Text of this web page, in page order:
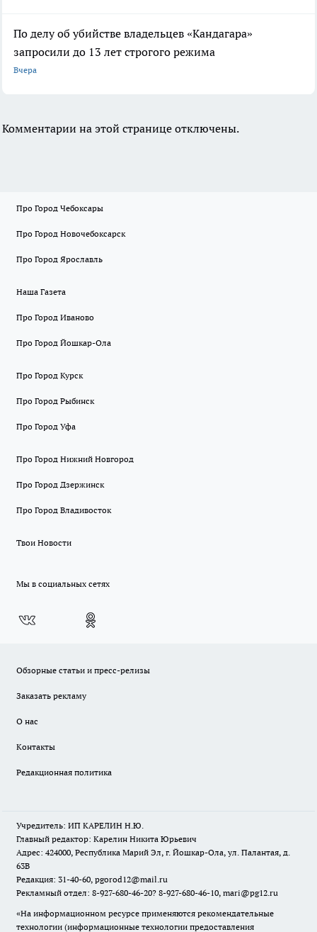
По делу об убийстве владельцев «Кандагара»
запросили до 13 лет строгого режима
Вчера
Комментарии на этой странице отключены.
Про Город Чебоксары
Про Город Новочебоксарск
Про Город Ярославль
Наша Газета
Про Город Иваново
Про Город Йошкар-Ола
Про Город Курск
Про Город Рыбинск
Про Город Уфа
Про Город Нижний Новгород
Про Город Дзержинск
Про Город Владивосток
Твои Новости
Мы в социальных сетях
Обзорные статьи и пресс-релизы
Заказать рекламу
О нас
Контакты
Редакционная политика
Учредитель: ИП КАРЕЛИН Н.Ю.
Главный редактор: Карелин Никита Юрьевич
Адрес: 424000, Республика Марий Эл, г. Йошкар-Ола, ул. Палантая, д.
63В
Редакция: 31-40-60, pgorod12@mail.ru
Рекламный отдел: 8-927-680-46-20? 8-927-680-46-10, mari@pg12.ru
«На информационном ресурсе применяются рекомендательные
технологии (информационные технологии предоставления